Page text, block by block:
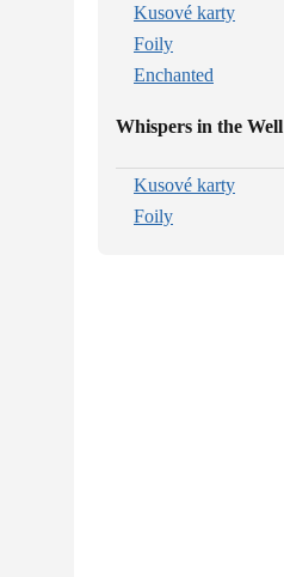
Kusové karty
Foily
Enchanted
Whispers in the Well
Kusové karty
Foily